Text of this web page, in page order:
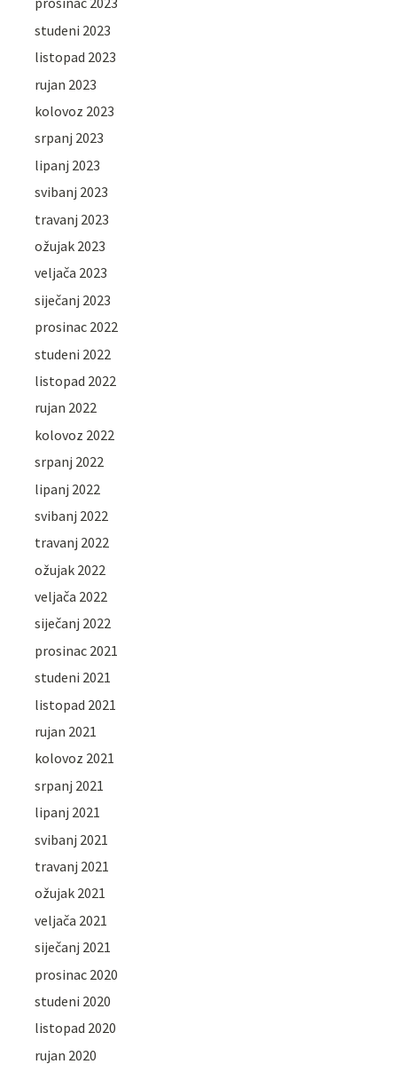
studeni 2023
listopad 2023
rujan 2023
kolovoz 2023
srpanj 2023
lipanj 2023
svibanj 2023
travanj 2023
ožujak 2023
veljača 2023
siječanj 2023
prosinac 2022
studeni 2022
listopad 2022
rujan 2022
kolovoz 2022
srpanj 2022
lipanj 2022
svibanj 2022
travanj 2022
ožujak 2022
veljača 2022
siječanj 2022
prosinac 2021
studeni 2021
listopad 2021
rujan 2021
kolovoz 2021
srpanj 2021
lipanj 2021
svibanj 2021
travanj 2021
ožujak 2021
veljača 2021
siječanj 2021
prosinac 2020
studeni 2020
listopad 2020
rujan 2020